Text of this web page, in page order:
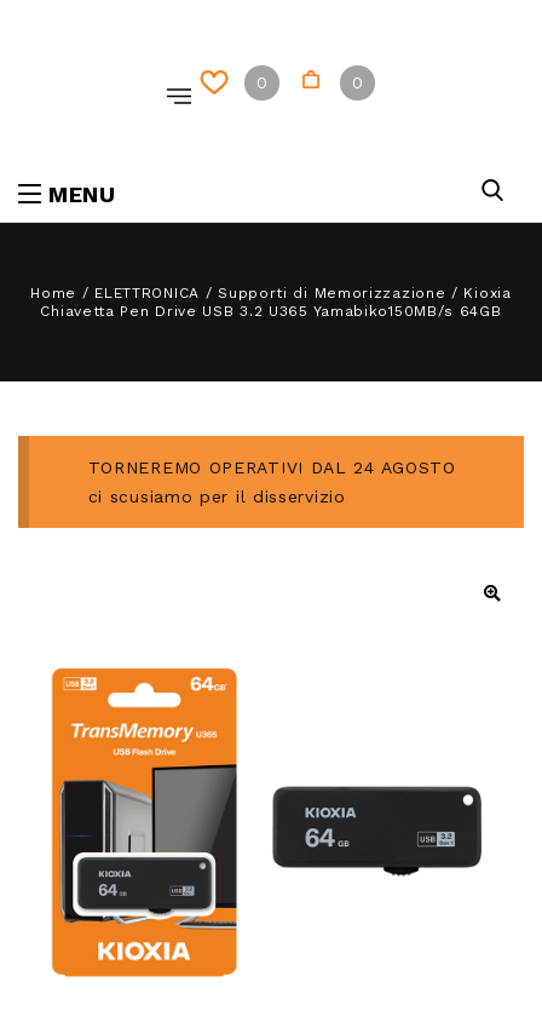
0 0
MENU
Home / ELETTRONICA /Supporti di Memorizzazione / Kioxia
Chiavetta Pen Drive USB 3.2 U365 Yamabiko150MB/s 64GB
TORNEREMO OPERATIVI DAL 24 AGOSTO
ci scusiamo per il disservizio